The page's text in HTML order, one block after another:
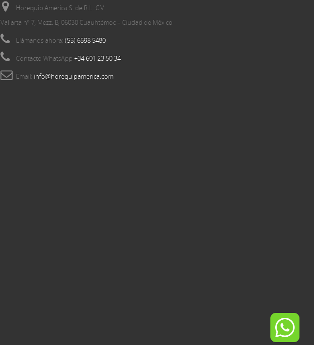
Horequip América S. de R.L. C.V
Vallarta nº 7, Mezz. B, 06030 Cuauhtémoc – Ciudad de México
Llámanos ahora: (55) 6598 5480
Contacto WhatsApp +34 601 23 50 34
Email: info@horequipamerica.com